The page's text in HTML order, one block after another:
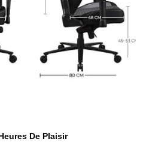
De Plaisir